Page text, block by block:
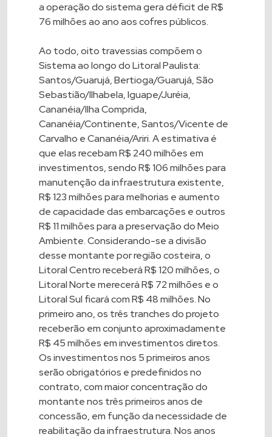
a operação do sistema gera déficit de R$
76 milhões ao ano aos cofres públicos.
Ao todo, oito travessias compõem o
Sistema ao longo do Litoral Paulista:
Santos/Guarujá, Bertioga/Guarujá, São
Sebastião/Ilhabela, Iguape/Juréia,
Cananéia/Ilha Comprida,
Cananéia/Continente, Santos/Vicente de
Carvalho e Cananéia/Ariri. A estimativa é
que elas recebam R$ 240 milhões em
investimentos, sendo R$ 106 milhões para
manutenção da infraestrutura existente,
R$ 123 milhões para melhorias e aumento
de capacidade das embarcações e outros
R$ 11 milhões para a preservação do Meio
Ambiente. Considerando-se a divisão
desse montante por região costeira, o
Litoral Centro receberá R$ 120 milhões, o
Litoral Norte merecerá R$ 72 milhões e o
Litoral Sul ficará com R$ 48 milhões. No
primeiro ano, os três tranches do projeto
receberão em conjunto aproximadamente
R$ 45 milhões em investimentos diretos.
Os investimentos nos 5 primeiros anos
serão obrigatórios e predefinidos no
contrato, com maior concentração do
montante nos três primeiros anos de
concessão, em função da necessidade de
reabilitação da infraestrutura. Nos anos